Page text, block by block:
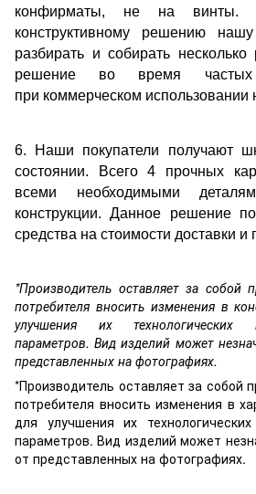
конфирматы, не на винты.
конструктивному решению
разбирать и собирать
решение во время
при коммерческом
6. Наши покупатели получают
состоянии. Всего 4 прочных
всеми необходимыми
конструкции. Данное решение
средства на стоимости доставки и
*Производитель оставляет за собой
потребителя вносить изменения в
улучшения их технологических
параметров. Вид изделий может
представленных на фотографиях.
*Производитель оставляет за собой
потребителя вносить изменения в
для улучшения их
параметров. Вид изделий может
от представленных на фотографиях.